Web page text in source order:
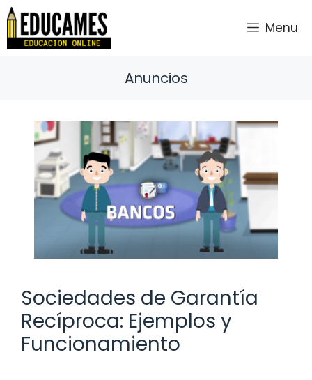
Saltar
contenido
Menu
Anuncios
Sociedades de Garantía
Recíproca: Ejemplos y
Funcionamiento